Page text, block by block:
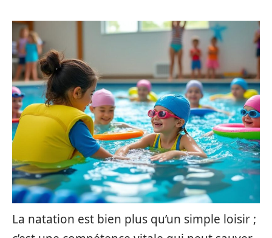
La natation est bien plus qu’un simple loisir ;